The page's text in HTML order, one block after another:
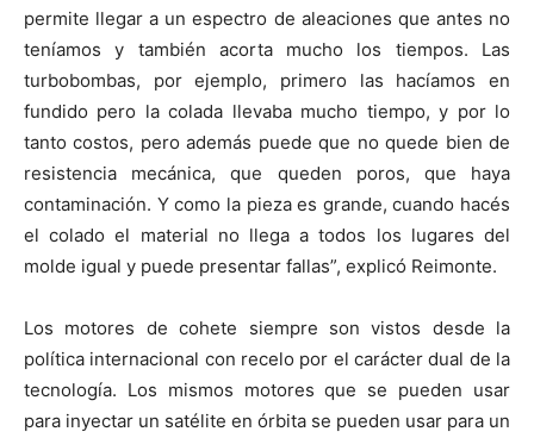
permite llegar a un espectro de aleaciones que antes no
teníamos y también acorta mucho los tiempos. Las
turbobombas, por ejemplo, primero las hacíamos en
fundido pero la colada llevaba mucho tiempo, y por lo
tanto costos, pero además puede que no quede bien de
resistencia mecánica, que queden poros, que haya
contaminación. Y como la pieza es grande, cuando hacés
el colado el material no llega a todos los lugares del
molde igual y puede presentar fallas”, explicó Reimonte.
Los motores de cohete siempre son vistos desde la
política internacional con recelo por el carácter dual de la
tecnología. Los mismos motores que se pueden usar
para inyectar un satélite en órbita se pueden usar para un